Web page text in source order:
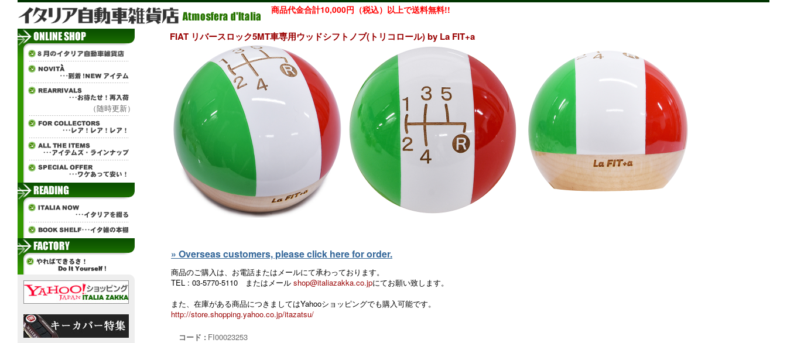
商品代金合計10,000円（税込）以上で送料無料!!
（随時更新）
FIAT リバースロック5MT車専用ウッドシフトノブ(トリコロール) by La FIT+a
» Overseas customers, please click here for order.
商品のご購入は、お電話またはメールにて承わっております。
TEL : 03-5770-5110 またはメール shop@italiazakka.co.jpにてお願い致します。
また、在庫がある商品につきましてはYahooショッピングでも購入可能です。
http://store.shopping.yahoo.co.jp/itazatsu/
コード : FI00023253